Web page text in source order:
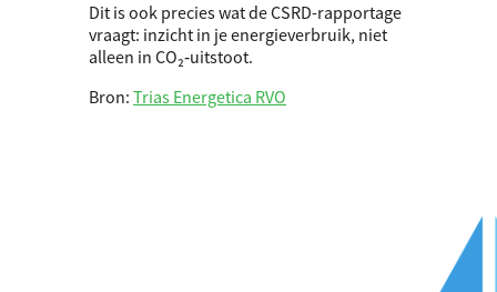
Dit is ook precies wat deCSRD-rapportage
vraagt: inzicht in je energieverbruik, niet
alleen in CO₂‑uitstoot.
Bron: Trias Energetica RVO